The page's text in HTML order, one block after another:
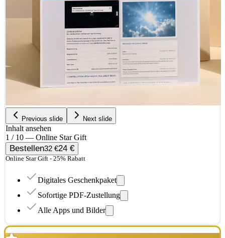
Previous slide Next slide
Inhalt ansehen
1 / 10 — Online Star Gift
Bestellen32 €24 €
Online Star Gift - 25% Rabatt
Digitales Geschenkpaket
Sofortige PDF-Zustellung
Alle Apps und Bilder